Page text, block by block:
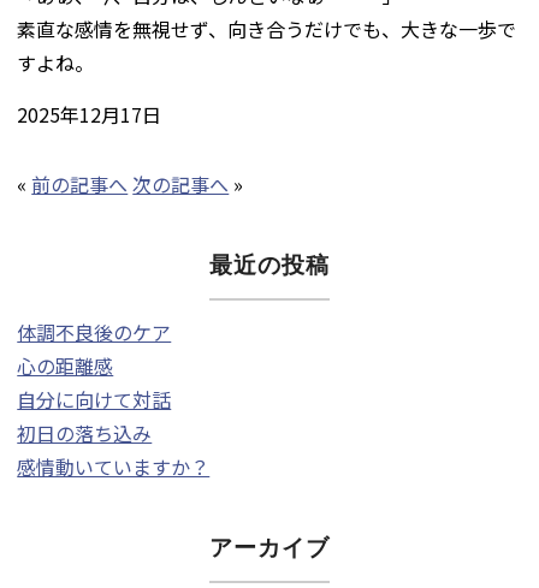
素直な感情を無視せず、向き合うだけでも、大きな一歩で
すよね。
2025年12月17日
«前の記事へ 次の記事へ »
最近の投稿
体調不良後のケア
心の距離感
自分に向けて対話
初日の落ち込み
感情動いていますか？
アーカイブ